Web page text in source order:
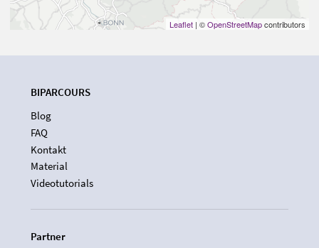
Leaflet | ©OpenStreetMapcontributors
BIPARCOURS
Blog
FAQ
Kontakt
Material
Videotutorials
Partner